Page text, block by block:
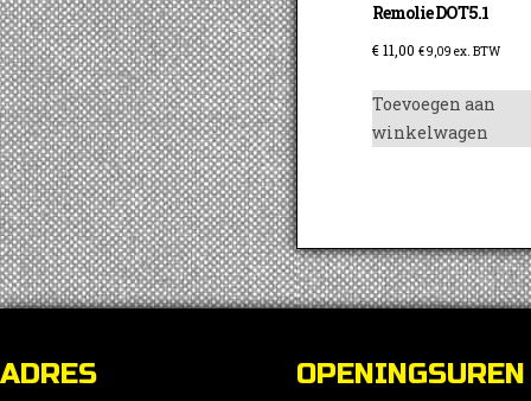
Remolie DOT5.1
€11,00 €9,09 ex. BTW
Toevoegen aan
winkelwagen
ADRES OPENINGSUREN